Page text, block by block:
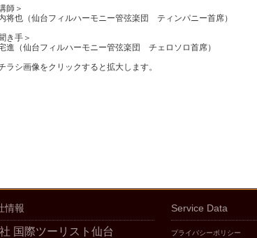
師＞
将也（仙台フィルハーモニー管弦楽団 ティンパニー首席）
き手＞
進（仙台フィルハーモニー管弦楽団 チェロソロ首席）
ラシ画像をクリックすると拡大します。
情報
国際ツーリスト仙台
Service Data
プライバシーポリシー